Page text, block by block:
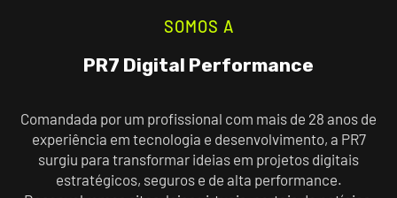
SOMOS A
PR7 Digital Performance
Comandada por um profissional com mais de 28 anos de
experiência em tecnologia e desenvolvimento, a PR7
surgiu para transformar ideias em projetos digitais
estratégicos, seguros e de alta performance.